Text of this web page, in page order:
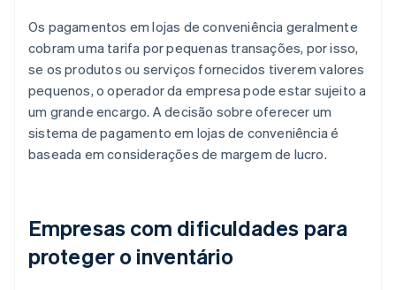
Os pagamentos em lojas de conveniência geralmente
cobram uma tarifa por pequenas transações, por isso,
se os produtos ou serviços fornecidos tiverem valores
pequenos, o operador da empresa pode estar sujeito a
um grande encargo. A decisão sobre oferecer um
sistema de pagamento em lojas de conveniência é
baseada em considerações de margem de lucro.
Empresas com dificuldades para
proteger o inventário